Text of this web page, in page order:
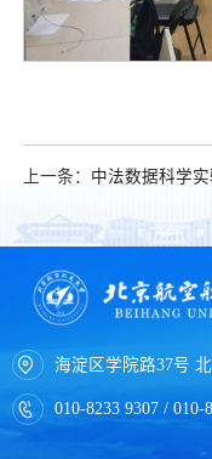
上一条： 中法数据科学
海淀区学院路37号
010-8233 9307 / 010-